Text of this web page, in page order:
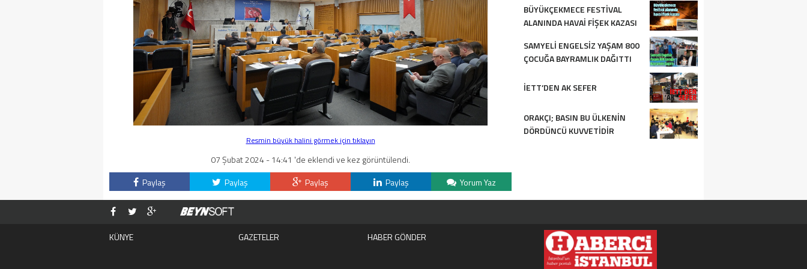
Resmin büyük halini görmek için tıklayın
07 Şubat 2024 - 14:41 'de eklendi ve kez görüntülendi.
Paylaş
Paylaş Paylaş Paylaş Yorum Yaz
BÜYÜKÇEKMECE FESTIVAL
ALANINDA HAVAI FIŞEK KAZASI
SAMYELI ENGELSIZ YAŞAM 800
ÇOCUĞA BAYRAMLIK DAĞITTI
İETT’DEN AK SEFER
ORAKÇI; BASIN BU ÜLKENIN
DÖRDÜNCÜ KUVVETIDIR
KÜNYE GAZETELER HABER GÖNDER